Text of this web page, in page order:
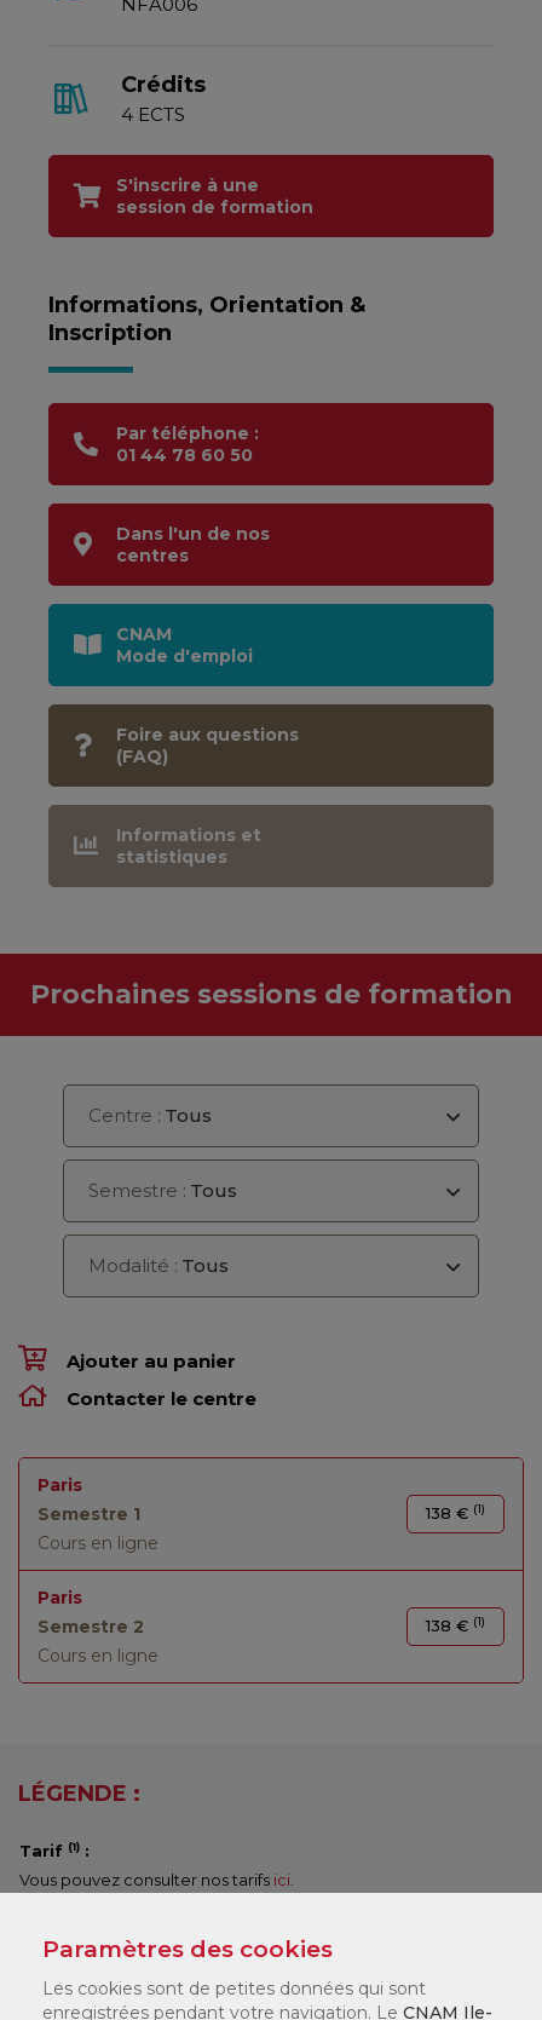
Crédits
4 ECTS
S'inscrire à une
session de formation
Informations, Orientation &
Inscription
Par téléphone :
01 44 78 60 50
Dans l'un de nos
centres
CNAM
Mode d'emploi
Foire aux questions
(FAQ)
Informations et
statistiques
Prochaines sessions de formation
Centre : Tous
Semestre : Tous
Modalité : Tous
Ajouter au panier
Contacter le centre
Paris
Semestre 1
Cours en ligne
138 € (1)
Paris
Semestre 2
Cours en ligne
138 € (1)
LÉGENDE :
Tarif (1) :
Vous pouvez consulter nos tarifs ici
chargés de formation en centre vous accompagneront pour
constituer votre dossier.
Paramètres des cookies
Les cookies sont de petites données qui sont
enregistrées pendant votre navigation. Le CNAM Ile-